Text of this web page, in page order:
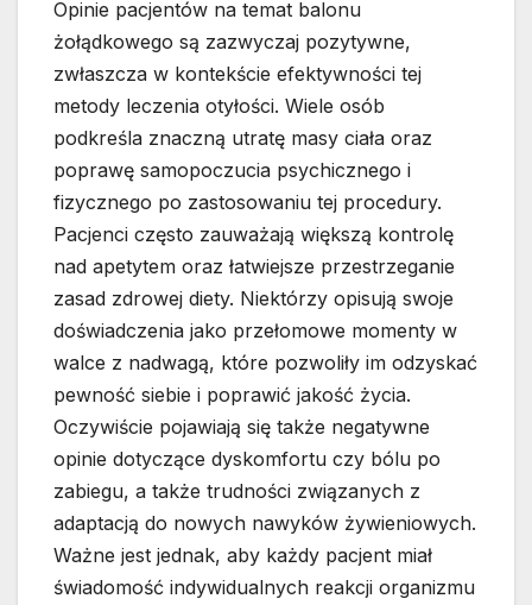
Opinie pacjentów na temat balonu
żołądkowego są zazwyczaj pozytywne,
zwłaszcza w kontekście efektywności tej
metody leczenia otyłości. Wiele osób
podkreśla znaczną utratę masy ciała oraz
poprawę samopoczucia psychicznego i
fizycznego po zastosowaniu tej procedury.
Pacjenci często zauważają większą kontrolę
nad apetytem oraz łatwiejsze przestrzeganie
zasad zdrowej diety. Niektórzy opisują swoje
doświadczenia jako przełomowe momenty w
walce z nadwagą, które pozwoliły im odzyskać
pewność siebie i poprawić jakość życia.
Oczywiście pojawiają się także negatywne
opinie dotyczące dyskomfortu czy bólu po
zabiegu, a także trudności związanych z
adaptacją do nowych nawyków żywieniowych.
Ważne jest jednak, aby każdy pacjent miał
świadomość indywidualnych reakcji organizmu